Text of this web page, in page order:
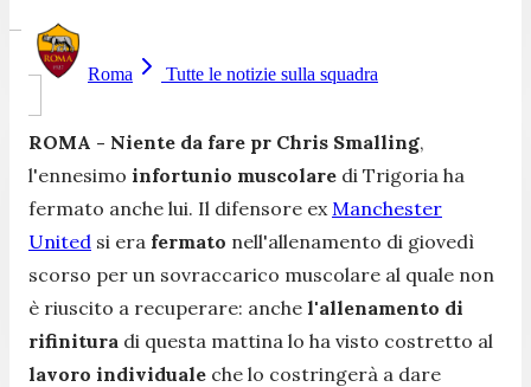
Roma Tutte le notizie sulla squadra
ROMA - Niente da fare pr Chris Smalling,
l'ennesimo infortunio muscolare di Trigoria ha
fermato anche lui. Il difensore ex Manchester
United si era fermato nell'allenamento di giovedì
scorso per un sovraccarico muscolare al quale non
è riuscito a recuperare: anche l'allenamento di
rifinitura di questa mattina lo ha visto costretto al
lavoro individuale che lo costringerà a dare